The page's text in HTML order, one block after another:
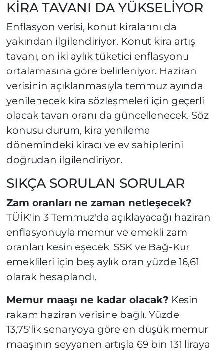
KİRA TAVANI DA YÜKSELİYOR
Enflasyon verisi, konut kiralarını da
yakından ilgilendiriyor. Konut kira artış
tavanı, on iki aylık tüketici enflasyonu
ortalamasına göre belirleniyor. Haziran
verisinin açıklanmasıyla temmuz ayında
yenilenecek kira sözleşmeleri için geçerli
olacak tavan oranı da güncellenecek. Söz
konusu durum, kira yenileme
dönemindeki kiracı ve ev sahiplerini
doğrudan ilgilendiriyor.
SIKÇA SORULAN SORULAR
Zam oranları ne zaman netleşecek?
TÜİK'in 3 Temmuz'da açıklayacağı haziran
enflasyonuyla memur ve emekli zam
oranları kesinleşecek. SSK ve Bağ-Kur
emeklileri için beş aylık oran yüzde 16,61
olarak hesaplandı.
Memur maaşı ne kadar olacak? Kesin
rakam haziran verisine bağlı. Yüzde
13,75'lik senaryoya göre en düşük memur
maaşının seyyanen artışla 69 bin 131 liraya